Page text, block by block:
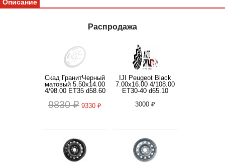
Описание
Распродажа
Скад ГранитЧерный
матовый 5.50x14.00
4/98.00 ET35 d58.60
9830 ₽ 9330 ₽
IJI Peugeot Black
7.00x16.00 4/108.00
ET30-40 d65.10
3000 ₽